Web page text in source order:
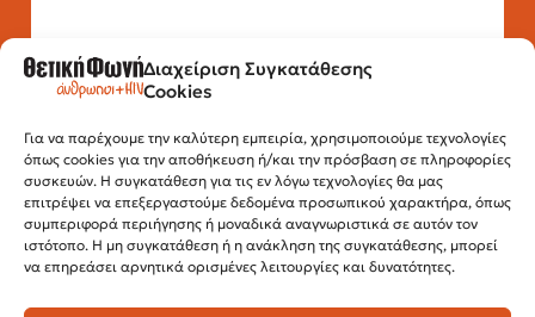
Διαχείριση Συγκατάθεσης
Cookies
Για να παρέχουμε την καλύτερη εμπειρία, χρησιμοποιούμε τεχνολογίες
όπως cookies για την αποθήκευση ή/και την πρόσβαση σε πληροφορίες
συσκευών. Η συγκατάθεση για τις εν λόγω τεχνολογίες θα μας
επιτρέψει να επεξεργαστούμε δεδομένα προσωπικού χαρακτήρα, όπως
συμπεριφορά περιήγησης ή μοναδικά αναγνωριστικά σε αυτόν τον
ιστότοπο. Η μη συγκατάθεση ή η ανάκληση της συγκατάθεσης, μπορεί
να επηρεάσει αρνητικά ορισμένες λειτουργίες και δυνατότητες.
Τηλέφωνο: 2315 525 020
Fax: 210 32 15 644
Εγνατίας 112, 3ος όροφος, 54622,
Θεσσαλονίκη
Ώρες λειτουργίας:
Δευτέρα – Παρασκευή, 10:00 –14:00